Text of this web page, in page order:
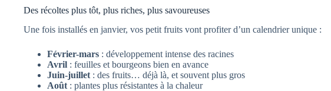
Des récoltes plus tôt, plus riches, plus savoureuses
Une fois installés en janvier, vos petit fruits vont profiter d’un calendrier unique :
Février-mars : développement intense des racines
Avril : feuilles et bourgeons bien en avance
Juin-juillet : des fruits… déjà là, et souvent plus gros
Août : plantes plus résistantes à la chaleur